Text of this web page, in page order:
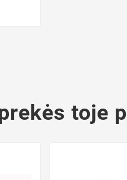
toje